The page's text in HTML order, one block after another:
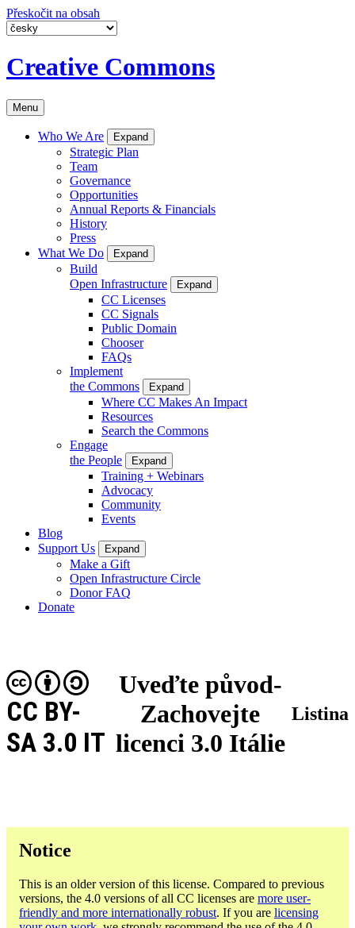
Přeskočit na obsah
Creative Commons
Menu
Who We Are Expand
Strategic Plan
Team
Governance
Opportunities
Annual Reports & Financials
History
Press
What We Do
Expand
Build
Open Infrastructure
Expand
CC Licenses
CC Signals
Public Domain
Chooser
FAQs
Implement
the Commons
Expand
Where CC Makes An Impact
Resources
Search the Commons
Engage
the People
Expand
Training + Webinars
Advocacy
Community
Events
Blog
Support Us
Expand
Make a Gift
Open Infrastructure Circle
Donor FAQ
Donate
Uveďte původ-
Zachovejte
licenci 3.0 Itálie
CC BY-
SA 3.0 IT
Listina
Notice
This is an older version of this license. Compared to previous
versions, the 4.0 versions of all CC licenses are more user-
friendly and more internationally robust. If you are licensing